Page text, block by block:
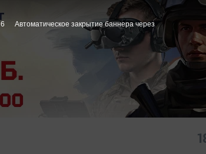
5 Автоматическое закрытие баннера через